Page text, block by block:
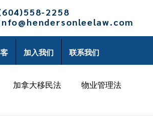
2258
加入我们 联系我们
加拿大移民法 物业管理法